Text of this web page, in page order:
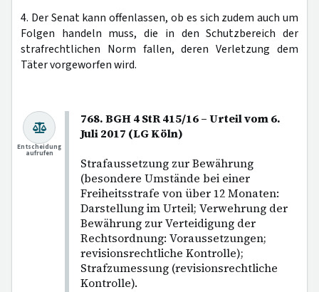
4. Der Senat kann offenlassen, ob es sich zudem auch um
Folgen handeln muss, die in den Schutzbereich der
strafrechtlichen Norm fallen, deren Verletzung dem
Täter vorgeworfen wird.
768. BGH 4 StR 415/16 – Urteil vom 6.
Juli 2017 (LG Köln)
Strafaussetzung zur Bewährung
(besondere Umstände bei einer
Freiheitsstrafe von über 12 Monaten:
Darstellung im Urteil; Verwehrung der
Bewährung zur Verteidigung der
Rechtsordnung: Voraussetzungen;
revisionsrechtliche Kontrolle);
Strafzumessung (revisionsrechtliche
Kontrolle).
Entscheidung
aufrufen